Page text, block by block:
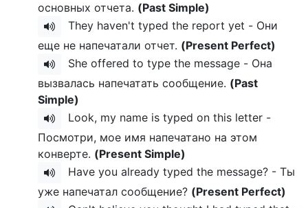
основных отчета. (Past Simple)
They haven't typed the report yet - Они
еще не напечатали отчет. (Present Perfect)
She offered to type the message - Она
вызвалась напечатать сообщение. (Past
Simple)
Look, my name is typed on this letter -
Посмотри, мое имя напечатано на этом
конверте. (Present Simple)
Have you already typed the message? - Ты
уже напечатал сообщение? (Present Perfect)